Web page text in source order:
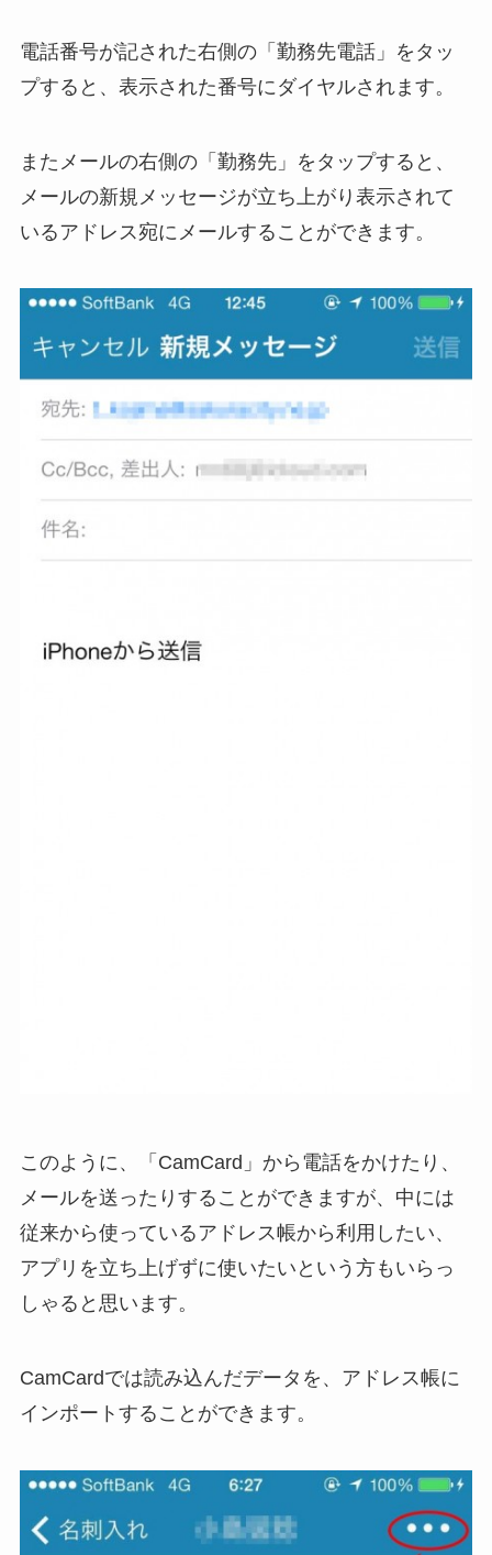
電話番号が記された右側の「勤務先電話」をタッ
プすると、表示された番号にダイヤルされます。
またメールの右側の「勤務先」をタップすると、
メールの新規メッセージが立ち上がり表示されて
いるアドレス宛にメールすることができます。
このように、「CamCard」から電話をかけたり、
メールを送ったりすることができますが、中には
従来から使っているアドレス帳から利用したい、
アプリを立ち上げずに使いたいという方もいらっ
しゃると思います。
CamCardでは読み込んだデータを、アドレス帳に
インポートすることができます。